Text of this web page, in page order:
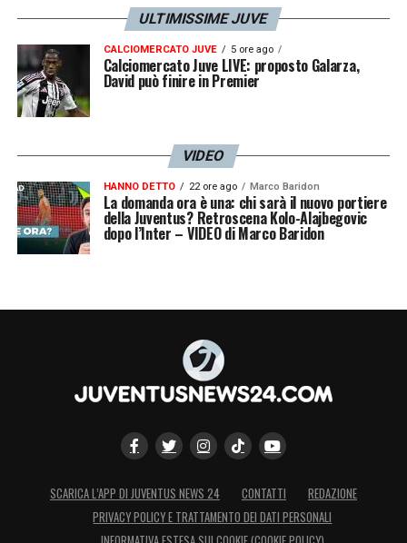
ULTIMISSIME JUVE
CALCIOMERCATO JUVE 5 ore ago
Calciomercato Juve LIVE: proposto Galarza,
David può finire in Premier
VIDEO
HANNO DETTO 22 ore ago Marco Baridon
La domanda ora è una: chi sarà il nuovo portiere
della Juventus? Retroscena Kolo-Alajbegovic
dopo l’Inter – VIDEO di Marco Baridon
SCARICA L’APP DI JUVENTUS NEWS 24 CONTATTI
REDAZIONE
PRIVACY POLICY E TRATTAMENTO DEI DATI PERSONALI